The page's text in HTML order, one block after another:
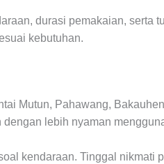
durasi pemakaian, serta
kebutuhan.
Mutun, Pahawang,
lebih nyaman
kendaraan. Tinggal nikmati